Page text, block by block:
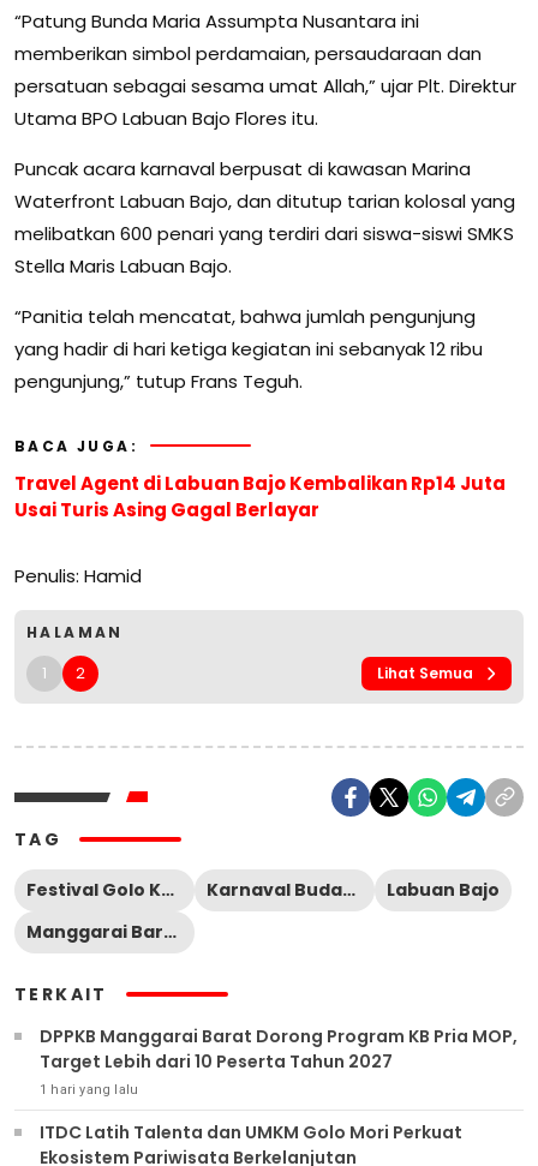
“Patung Bunda Maria Assumpta Nusantara ini
memberikan simbol perdamaian, persaudaraan dan
persatuan sebagai sesama umat Allah,” ujar Plt. Direktur
Utama BPO Labuan Bajo Flores itu.
Puncak acara karnaval berpusat di kawasan Marina
Waterfront Labuan Bajo, dan ditutup tarian kolosal yang
melibatkan 600 penari yang terdiri dari siswa-siswi SMKS
Stella Maris Labuan Bajo.
“Panitia telah mencatat, bahwa jumlah pengunjung
yang hadir di hari ketiga kegiatan ini sebanyak 12 ribu
pengunjung,” tutup Frans Teguh.
BACA JUGA:
Travel Agent di Labuan Bajo Kembalikan Rp14 Juta
Usai Turis Asing Gagal Berlayar
Penulis: Hamid
HALAMAN
1 2 Lihat Semua
TAG
Festival Golo Koe Ke-3 Karnaval Budaya
Labuan Bajo
Manggarai Barat
TERKAIT
DPPKB Manggarai Barat Dorong Program KB Pria MOP,
Target Lebih dari 10 Peserta Tahun 2027
1 hari yang lalu
ITDC Latih Talenta dan UMKM Golo Mori Perkuat
Ekosistem Pariwisata Berkelanjutan